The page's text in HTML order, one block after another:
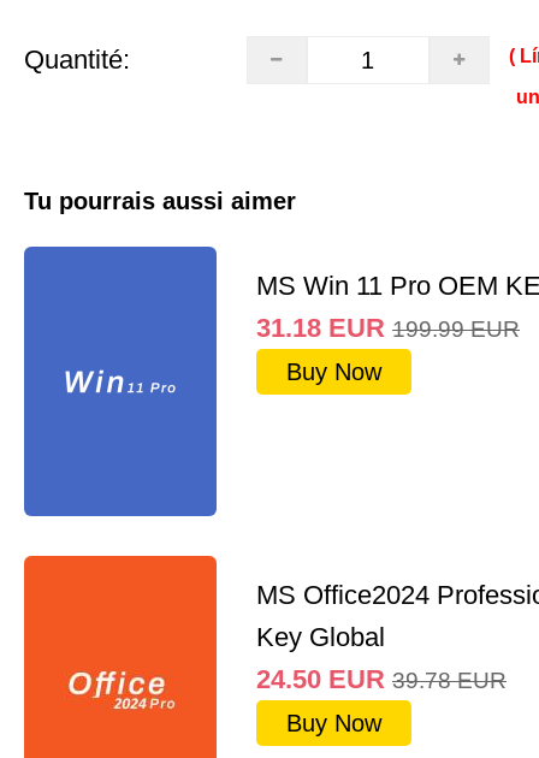
Quantité:
(
Tu pourrais aussi aimer
MS Win 11 Pro OEM
31.18 EUR 199.99 EUR
Buy Now
MS Office2024
Key Global
24.50 EUR 39.78 EUR
Buy Now